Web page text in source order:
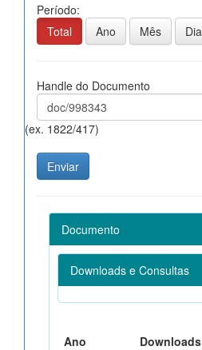
Período:
Total
Ano Mês Dia
Handle do Documento
(ex. 1822/417)
Documento
Downloads e Consultas
Ano Downloads